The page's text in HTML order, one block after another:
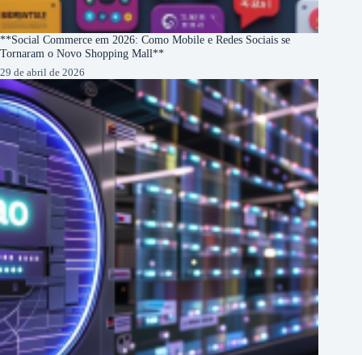
**Social Commerce em 2026: Como Mobile e Redes Sociais se
Tornaram o Novo Shopping Mall**
29 de abril de 2026